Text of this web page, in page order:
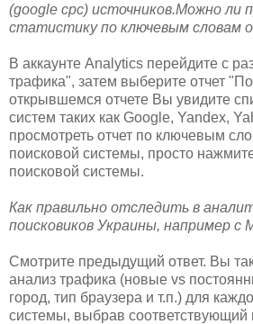
(google cpc) источников.Можно ли
статистику по ключевым словам
В аккаунте Analytics перейдите с
трафика", затем выберите отчет
открывшемся отчете Вы увидите
систем таких как Google, Yandex,
просмотреть отчет по ключевым
поисковой системы, просто
поисковой системы.
Как правильно отследить в
поисковиков Украины, например с
Смотрите предыдущий ответ. Вы
анализ трафика (новые vs
город, тип браузера и т.п.) для
системы, выбрав соответствующий